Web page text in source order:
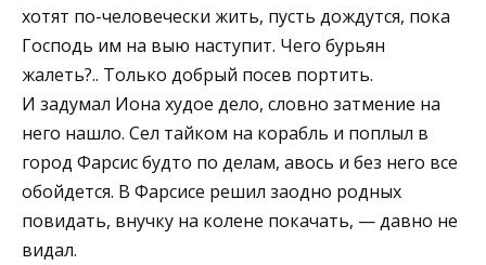
хотят по-человечески жить, пусть дождутся, пока
Господь им на выю наступит. Чего бурьян
жалеть?.. Только добрый посев портить.
И задумал Иона худое дело, словно затмение на
него нашло. Сел тайком на корабль и поплыл в
город Фарсис будто по делам, авось и без него все
обойдется. В Фарсисе решил заодно родных
повидать, внучку на колене покачать, — давно не
видал.